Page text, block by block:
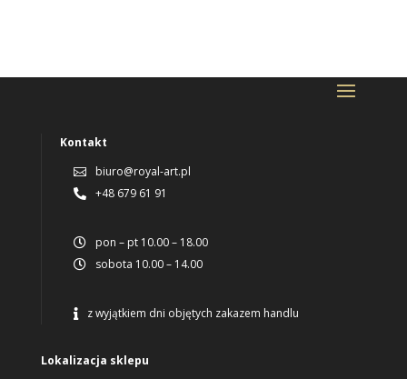
Kontakt
 biuro@royal-art.pl
 +48 679 61 91
 pon – pt 10.00 – 18.00
 sobota 10.00 – 14.00
 z wyjątkiem dni objętych zakazem handlu
Lokalizacja sklepu